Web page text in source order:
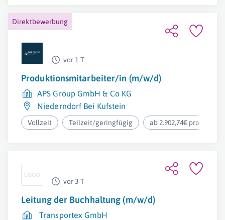
Direktbewerbung
vor 1 T
Produktionsmitarbeiter/in (m/w/d)
APS Group GmbH & Co KG
Niederndorf Bei Kufstein
Vollzeit Teilzeit/geringfügig ab 2.902,74€ pro Monat
vor 3 T
Leitung der Buchhaltung (m/w/d)
Transportex GmbH